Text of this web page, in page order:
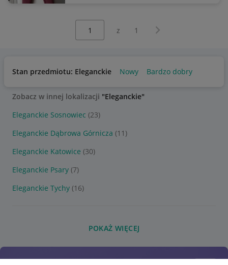
z 1 Następna strona
Stan przedmiotu: Eleganckie Nowy Bardzo dobry
Zobacz w innej lokalizacji "Eleganckie"
Eleganckie Sosnowiec (23)
Eleganckie Dąbrowa Górnicza (11)
Eleganckie Katowice (30)
Eleganckie Psary (7)
Eleganckie Tychy (16)
POKAŻ WIĘCEJ